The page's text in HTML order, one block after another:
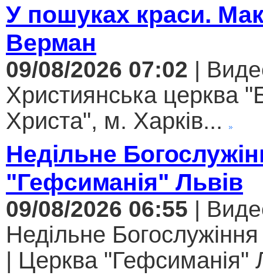
У пошуках краси.
Верман
09/08/2026 07:02 |
Християнська церква
Христа", м. Харків...
Недільне
"Гефсиманія" Львів
09/08/2026 06:55 |
Недільне
| Церква "Гефсиманія"